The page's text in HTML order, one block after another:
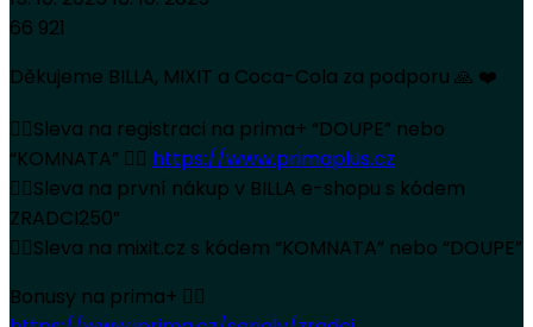
66 921
Děkujeme BILLA, MIXIT a Coca-Cola za podporu 🙏 ❤️
👉🏻Sleva na registraci na prima+ “DOUPE” nebo
“KOMNATA” 👉🏻 https://www.primaplus.cz
👉🏻Sleva na první nákup v BILLA e-shopu s kódem
ZRADCI250”
👉🏻Sleva na mixit.cz s kódem “KOMNATA” nebo “DOUPE”
Bonusy na prima+ 👉🏻